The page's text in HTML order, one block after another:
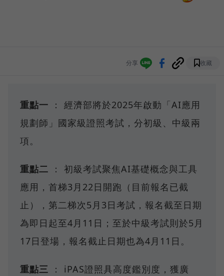
分享 收藏
重點一 ： 經濟部將於2025年啟動「AI應用
規劃師」國家級證照考試，分初級、中級兩
項。
重點二 ： 初級考試聚焦AI基礎概念與工具
應用，首梯3月22日開跑（目前報名已截
止），第二梯次5月3日考試，報名截至日期
為即日起至4月11日；至於中級考試則於5月
17日登場，報名截止日期也為4月11日。
重點三 ： iPAS證照具高度鑑別度，獲廣